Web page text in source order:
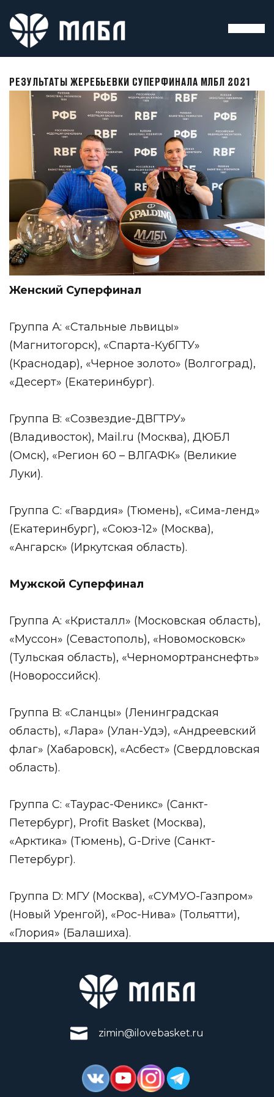
РЕЗУЛЬТАТЫ ЖЕРЕБЬЕВКИ СУПЕРФИНАЛА МЛБЛ 2021
Женский Суперфинал
Группа А: «Стальные львицы»
(Магнитогорск), «Спарта-КубГТУ»
(Краснодар), «Черное золото» (Волгоград),
«Десерт» (Екатеринбург).
Группа B: «Созвездие-ДВГТРУ»
(Владивосток), Mail.ru (Москва), ДЮБЛ
(Омск), «Регион 60 – ВЛГАФК» (Великие
Луки).
Группа С: «Гвардия» (Тюмень), «Сима-ленд»
(Екатеринбург), «Союз-12» (Москва),
«Ангарск» (Иркутская область).
Мужской Суперфинал
Группа А: «Кристалл» (Московская область),
«Муссон» (Севастополь), «Новомосковск»
(Тульская область), «Черномортранснефть»
(Новороссийск).
Группа B: «Сланцы» (Ленинградская
область), «Лара» (Улан-Удэ), «Андреевский
флаг» (Хабаровск), «Асбест» (Свердловская
область).
Группа C: «Таурас-Феникс» (Санкт-
Петербург), Profit Basket (Москва),
«Арктика» (Тюмень), G-Drive (Санкт-
Петербург).
Группа D: МГУ (Москва), «СУМУО-Газпром»
(Новый Уренгой), «Рос-Нива» (Тольятти),
«Глория» (Балашиха).
zimin@ilovebasket.ru